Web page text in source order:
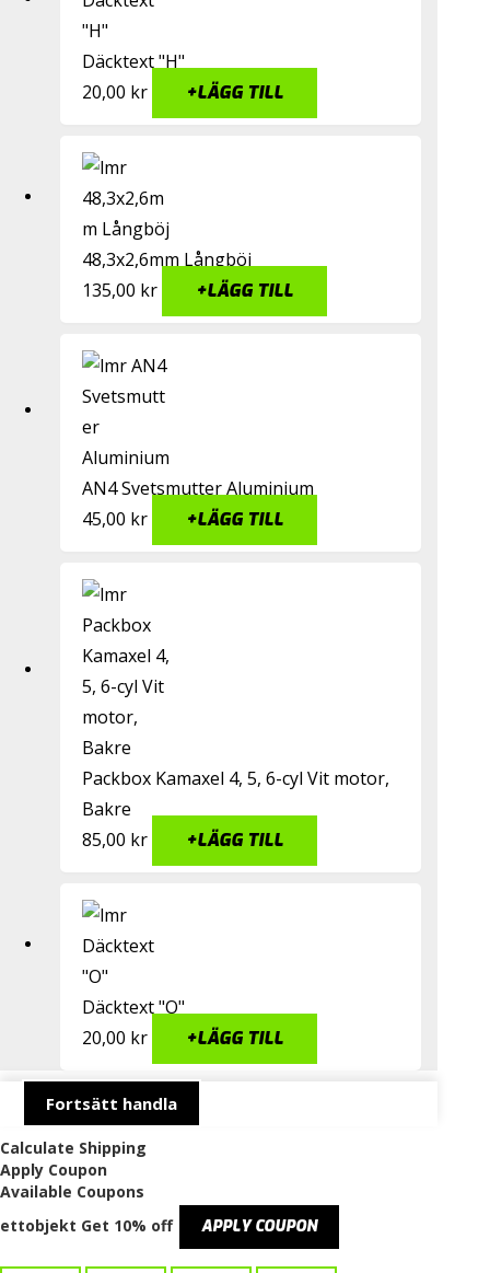
Däcktext "H"
20,00 kr +LÄGG TILL
48,3x2,6mm Långböj
135,00 kr +LÄGG TILL
AN4 Svetsmutter Aluminium
45,00 kr +LÄGG TILL
Packbox Kamaxel 4, 5, 6-cyl Vit motor,
Bakre
85,00 kr +LÄGG TILL
Däcktext "O"
20,00 kr +LÄGG TILL
Fortsätt handla
Calculate Shipping
Apply Coupon
Available Coupons
ettobjekt Get 10% off APPLY COUPON